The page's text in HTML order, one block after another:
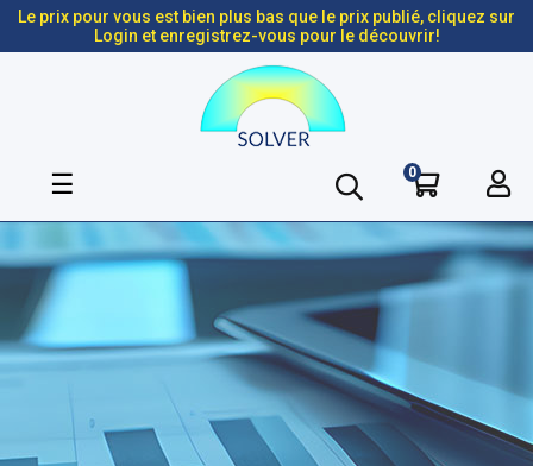
Le prix pour vous est bien plus bas que le prix publié, cliquez sur
Login et enregistrez-vous pour le découvrir!
Basculer
navigation
☰ 0